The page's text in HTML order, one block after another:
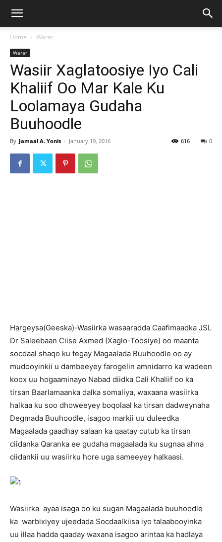
Home Warar
Warar
Wasiir Xaglatoosiye Iyo Cali
Khaliif Oo Mar Kale Ku
Loolamaya Gudaha
Buuhoodle
By Jamaal A. Yonis - January 19, 2016 0
616
Hargeysa(Geeska)-Wasiirka wasaaradda Caafimaadka JSL
Dr Saleebaan Ciise Axmed (Xaglo-Toosiye) oo maanta
socdaal shaqo ku tegay Magaalada Buuhoodle oo ay
mudooyinkii u dambeeyey farogelin amnidarro ka wadeen
koox uu hogaaminayo Nabad diidka Cali Khaliif oo ka
tirsan Baarlamaanka dalka somaliya, waxaana wasiirka
halkaa ku soo dhoweeyey boqolaal ka tirsan dadweynaha
Degmada Buuhoodle, isagoo markii uu duleedka
Magaalada gaadhay salaan ka qaatay cutub ka tirsan
ciidanka Qaranka ee gudaha magaalada ku sugnaa ahna
ciidankii uu wasiirku hore uga sameeyey halkaasi.
Wasiirka ayaa isaga oo ku sugan Magaalada buuhoodle
ka warbixiyey ujeedada Socdaalkiisa iyo talaabooyinka
uu illaa hadda qaaday waxana isagoo arintaa ka hadlaya